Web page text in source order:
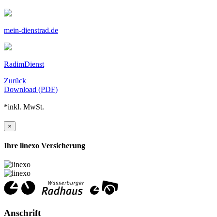
mein-dienstrad.de
RadimDienst
Zurück
Download (PDF)
*inkl. MwSt.
×
Ihre linexo Versicherung
Anschrift